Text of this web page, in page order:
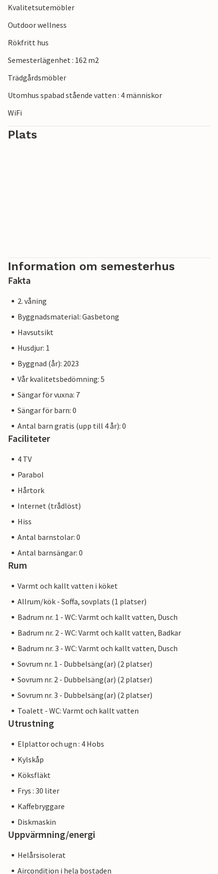
Kvalitetsutemöbler
Outdoor wellness
Rökfritt hus
Semesterlägenhet : 162 m2
Trädgårdsmöbler
Utomhus spabad stående vatten : 4 människor
WiFi
Plats
Information om semesterhus
Fakta
2. våning
Byggnadsmaterial: Gasbetong
Havsutsikt
Husdjur: 1
Byggnad (år): 2023
Vår kvalitetsbedömning: 5
Sängar för vuxna: 7
Sängar för barn: 0
Antal barn gratis (upp till 4 år): 0
Faciliteter
4 TV
Parabol
Hårtork
Internet (trådlöst)
Hiss
Antal barnstolar: 0
Antal barnsängar: 0
Rum
Varmt och kallt vatten i köket
Allrum/kök - Soffa, sovplats (1 platser)
Badrum nr. 1 - WC: Varmt och kallt vatten, Dusch
Badrum nr. 2 - WC: Varmt och kallt vatten, Badkar
Badrum nr. 3 - WC: Varmt och kallt vatten, Dusch
Sovrum nr. 1 - Dubbelsäng(ar) (2 platser)
Sovrum nr. 2 - Dubbelsäng(ar) (2 platser)
Sovrum nr. 3 - Dubbelsäng(ar) (2 platser)
Toalett - WC: Varmt och kallt vatten
Utrustning
Elplattor och ugn : 4 Hobs
Kylskåp
Köksfläkt
Frys : 30 liter
Kaffebryggare
Diskmaskin
Uppvärmning/energi
Helårsisolerat
Aircondition i hela bostaden